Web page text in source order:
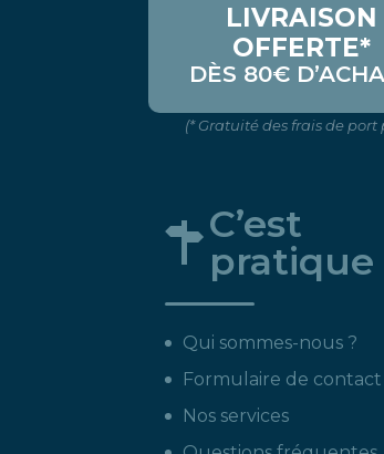
LIVRAISON
OFFERTE*
DÈS 80€
(* Gratuité des frais de
C’est
pratique
Qui sommes-nous ?
Formulaire de contact
Nos services